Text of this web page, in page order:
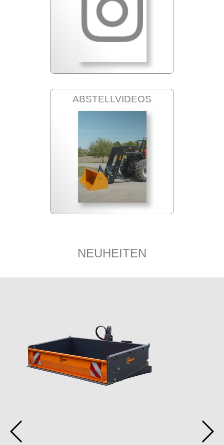
ABSTELLVIDEOS
NEUHEITEN